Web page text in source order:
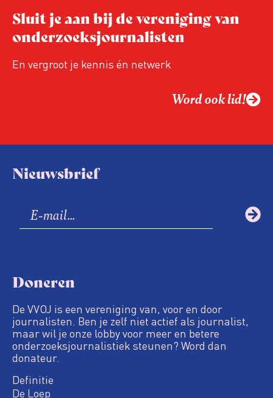
Sluit je aan bij de vereniging van
onderzoeksjournalisten
En vergroot je kennis én netwerk
Word ook lid!
Nieuwsbrief
Doneren
De VVOJ is een vereniging van, voor en door
journalisten. Ben je zelf niet actief als journalist,
maar wil je onze lobby voor meer en betere
onderzoeksjournalistiek steunen? Word dan
donateur.
Definitie
De Loep